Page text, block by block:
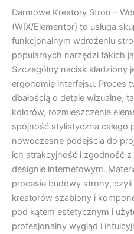
Darmowe Kreatory Stron –
(WIX/Elementor) to usługa
funkcjonalnym wdrożeniu
popularnych narzędzi takich
Szczególny nacisk kładziony
ergonomię interfejsu. Proces
dbałością o detale wizualne,
kolorów, rozmieszczenie
spójność stylistyczna całego
nowoczesne podejścia do
ich atrakcyjność i zgodność
designie internetowym.
procesie budowy strony,
kreatorów szablony i
pod kątem estetycznym i
profesjonalny wygląd i